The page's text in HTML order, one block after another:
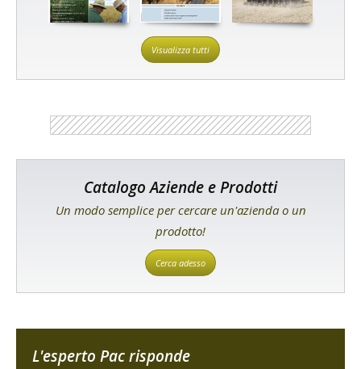
Visualizza tutti
Catalogo Aziende e Prodotti
Un modo semplice per cercare un'azienda o un
prodotto!
Cerca adesso
L'esperto Pac risponde